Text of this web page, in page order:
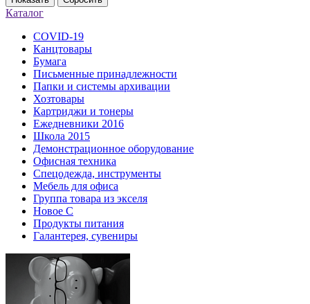
Каталог
COVID-19
Канцтовары
Бумага
Письменные принадлежности
Папки и системы архивации
Хозтовары
Картриджи и тонеры
Ежедневники 2016
Школа 2015
Демонстрационное оборудование
Офисная техника
Спецодежда, инструменты
Мебель для офиса
Группа товара из экселя
Новое С
Продукты питания
Галантерея, сувениры